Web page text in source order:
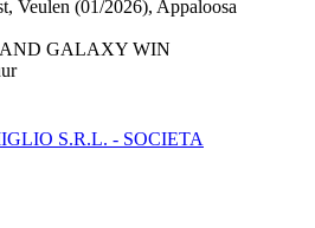
Veulen (01/2026), Appaloosa
GALAXY WIN
S.R.L. - SOCIETA